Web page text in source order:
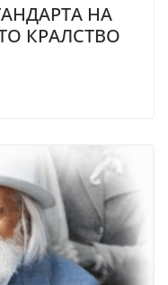
НА
КРАЛСТВО